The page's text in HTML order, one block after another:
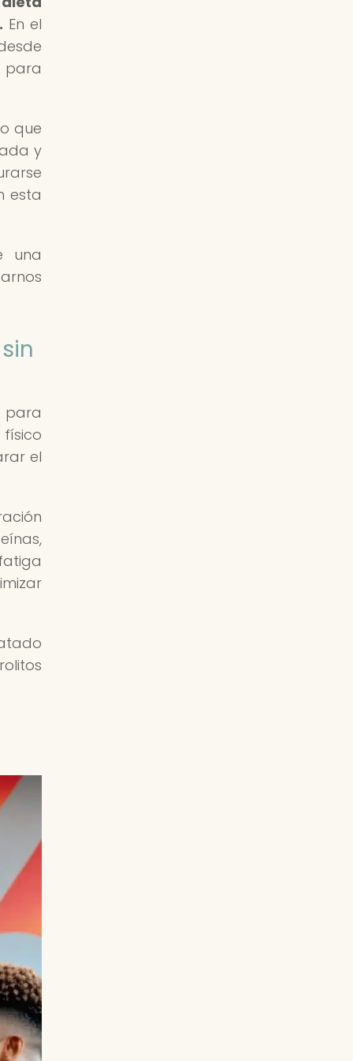
En el
para
que
y
esta
una
para
el